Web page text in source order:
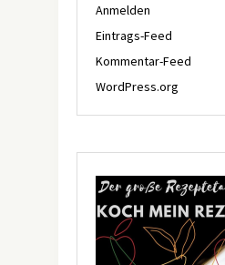
Anmelden
Eintrags-Feed
Kommentar-Feed
WordPress.org